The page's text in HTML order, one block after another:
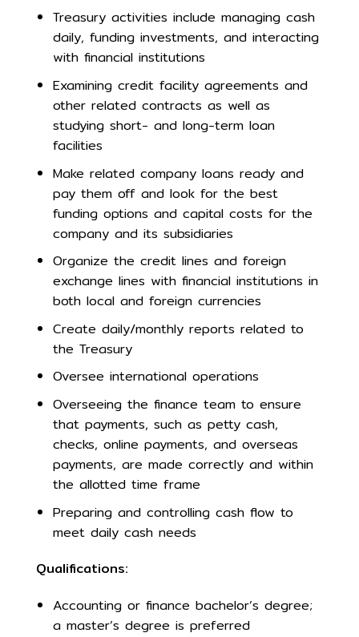
Treasury activities include managing cash
daily, funding investments, and interacting
with financial institutions
Examining credit facility agreements and
other related contracts as well as
studying short- and long-term loan
facilities
Make related company loans ready and
pay them off and look for the best
funding options and capital costs for the
company and its subsidiaries
Organize the credit lines and foreign
exchange lines with financial institutions in
both local and foreign currencies
Create daily/monthly reports related to
the Treasury
Oversee international operations
Overseeing the finance team to ensure
that payments, such as petty cash,
checks, online payments, and overseas
payments, are made correctly and within
the allotted time frame
Preparing and controlling cash flow to
meet daily cash needs
Qualifications:
Accounting or finance bachelor’s degree;
a master’s degree is preferred